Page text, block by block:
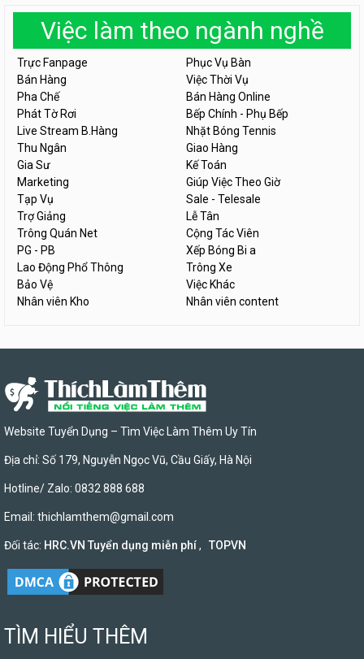
Việc làm theo ngành nghề
Trực Fanpage
Phục Vụ Bàn
Bán Hàng
Việc Thời Vụ
Pha Chế
Bán Hàng Online
Phát Tờ Rơi
Bếp Chính - Phụ Bếp
Live Stream B.Hàng
Nhặt Bóng Tennis
Thu Ngân
Giao Hàng
Gia Sư
Kế Toán
Marketing
Giúp Việc Theo Giờ
Tạp Vụ
Sale - Telesale
Trợ Giảng
Lễ Tân
Trông Quán Net
Cộng Tác Viên
PG - PB
Xếp Bóng Bi a
Lao Động Phổ Thông
Trông Xe
Bảo Vệ
Việc Khác
Nhân viên Kho
Nhân viên content
Website Tuyển Dụng – Tìm Việc Làm Thêm Uy Tín
Địa chỉ: Số 179, Nguyễn Ngọc Vũ, Cầu Giấy, Hà Nội
Hotline/ Zalo: 0832 888 688
Email: thichlamthem@gmail.com
Đối tác: HRC.VN Tuyển dụng miễn phí, TOPVN
TÌM HIỂU THÊM